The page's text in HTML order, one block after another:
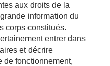
aux droits de la
information du
corps constitués.
entrer dans
et décrire
de fonctionnement,